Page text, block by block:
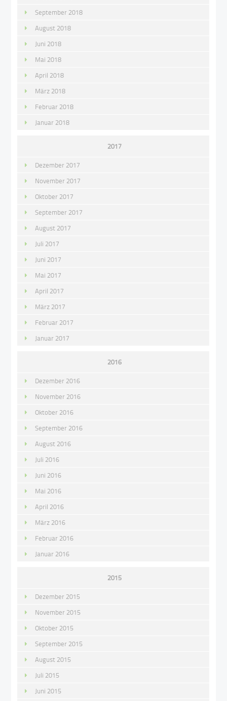
September 2018
August 2018
Juni 2018
Mai 2018
April 2018
März 2018
Februar 2018
Januar 2018
2017
Dezember 2017
November 2017
Oktober 2017
September 2017
August 2017
Juli 2017
Juni 2017
Mai 2017
April 2017
März 2017
Februar 2017
Januar 2017
2016
Dezember 2016
November 2016
Oktober 2016
September 2016
August 2016
Juli 2016
Juni 2016
Mai 2016
April 2016
März 2016
Februar 2016
Januar 2016
2015
Dezember 2015
November 2015
Oktober 2015
September 2015
August 2015
Juli 2015
Juni 2015